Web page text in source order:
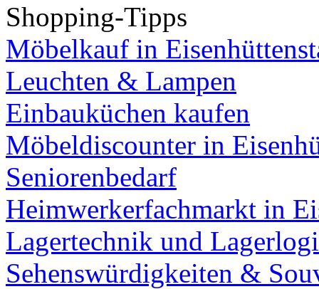
Shopping-Tipps
Möbelkauf in
Leuchten & Lampen
Einbauküchen kaufen
Möbeldiscounter in
Seniorenbedarf
Heimwerkerfachmarkt in
Lagertechnik und
Sehenswürdigkeiten &